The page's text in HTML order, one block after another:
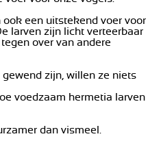
een uitstekend voer voor
larven zijn licht verteerbaar
over van andere
zijn, willen ze niets
voedzaam hermetia larven
dan vismeel.